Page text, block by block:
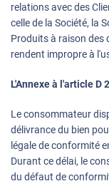
relations avec des
celle de la Société, la
Produits à raison des
rendent impropre à
L'Annexe à l'article D
Le consommateur
délivrance du bien
légale de conformité
Durant ce délai, le
du défaut de